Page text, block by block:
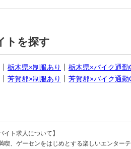
トを探す
栃木県×制服あり 栃木県×バイク通勤
芳賀郡×制服あり 芳賀郡×バイク通勤
イト求人について】
喫、ゲーセンをはじめとする楽しいエンター